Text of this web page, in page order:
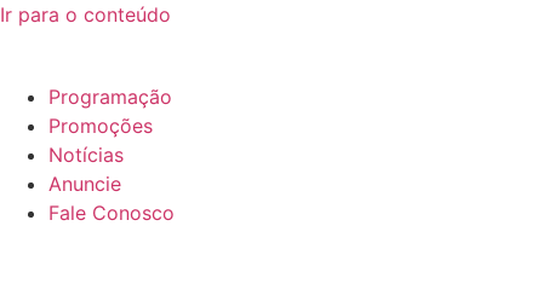
Ir para o conteúdo
Programação
Promoções
Notícias
Anuncie
Fale Conosco